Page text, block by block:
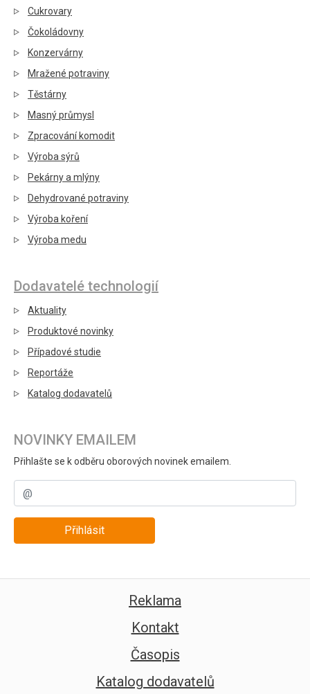
Cukrovary
Čokoládovny
Konzervárny
Mražené potraviny
Těstárny
Masný průmysl
Zpracování komodit
Výroba sýrů
Pekárny a mlýny
Dehydrované potraviny
Výroba koření
Výroba medu
Dodavatelé technologií
Aktuality
Produktové novinky
Případové studie
Reportáže
Katalog dodavatelů
NOVINKY EMAILEM
Přihlašte se k odběru oborových novinek emailem.
Přihlásit
Reklama
Kontakt
Časopis
Katalog dodavatelů